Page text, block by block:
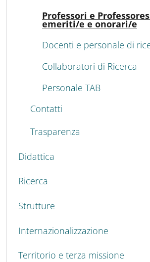
Professori e
emeriti/e e onorari/e
Docenti e personale di
Collaboratori di Ricerca
Personale TAB
Contatti
Trasparenza
Didattica
Ricerca
Strutture
Internazionalizzazione
Territorio e terza missione